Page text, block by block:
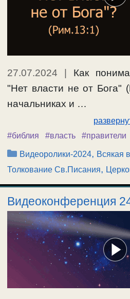
27.07.2024 | Как
"Нет власти не от Бога"
начальниках и …
#библия
#власть #правители
Рубрики
Видеоролики-2024, Всякая
Толкование Св.Писания,
Видеоконференция